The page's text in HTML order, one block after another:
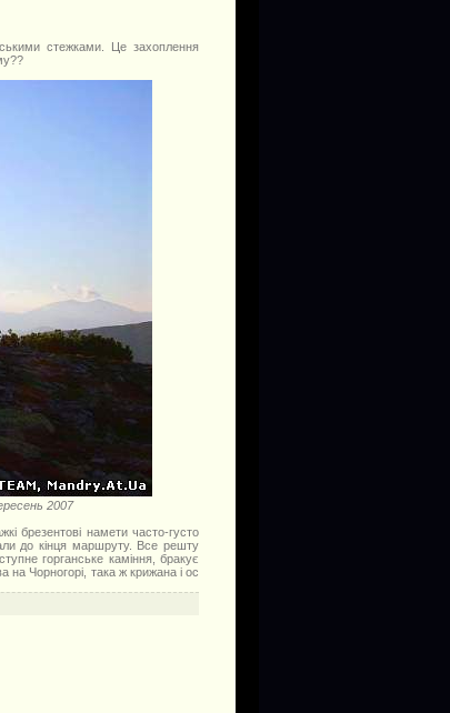
стежками. Це захоплення
2007
брезентові намети часто-густо
до кінця маршруту. Все решту
горганське каміння, бракує
на Чорногорі, така ж крижана і ос